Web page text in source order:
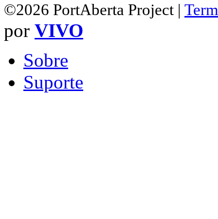
©2026 PortAberta Project |
por VIVO
Sobre
Suporte